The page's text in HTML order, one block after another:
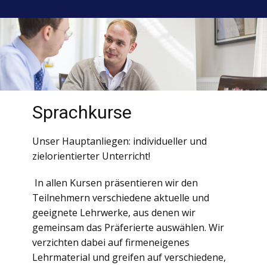
Sprachkurse
Unser Hauptanliegen: individueller und
zielorientierter Unterricht!
In allen Kursen präsentieren wir den
Teilnehmern verschiedene aktuelle und
geeignete Lehrwerke, aus denen wir
gemeinsam das Präferierte auswählen. Wir
verzichten dabei auf firmeneigenes
Lehrmaterial und greifen auf verschiedene,